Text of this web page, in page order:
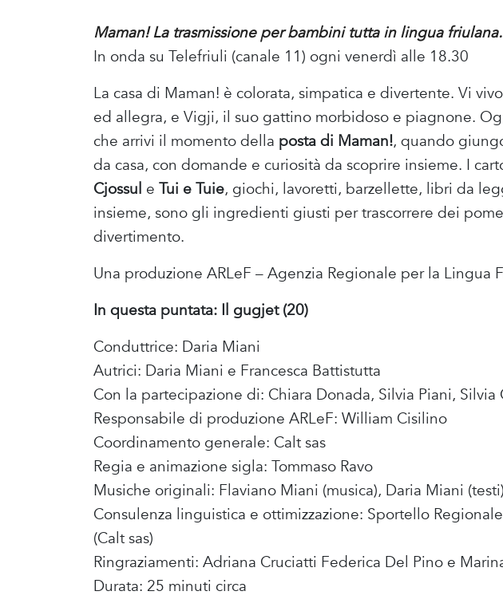
Maman! La trasmissione per bambini tutta in lingua friulana.
In onda su Telefriuli (canale 11) ogni venerdì alle 18.30
La casa di Maman! è colorata, simpatica e divertente. Vi
ed allegra, e Vigji, il suo gattino morbidoso e piagnone.
che arrivi il momento della posta di Maman!, quando
da casa, con domande e curiosità da scoprire insieme. I
Cjossul e Tui e Tuie, giochi, lavoretti, barzellette, libri da
insieme, sono gli ingredienti giusti per trascorrere dei
divertimento.
Una produzione ARLeF – Agenzia Regionale per la Lingua
In questa puntata: Il gugjet (20)
Conduttrice: Daria Miani
Autrici: Daria Miani e Francesca Battistutta
Con la partecipazione di: Chiara Donada, Silvia Piani,
Responsabile di produzione ARLeF: William Cisilino
Coordinamento generale: Calt sas
Regia e animazione sigla: Tommaso Ravo
Musiche originali: Flaviano Miani (musica), Daria Miani (testi)
Consulenza linguistica e ottimizzazione: Sportello
(Calt sas)
Ringraziamenti: Adriana Cruciatti Federica Del Pino e
Durata: 25 minuti circa